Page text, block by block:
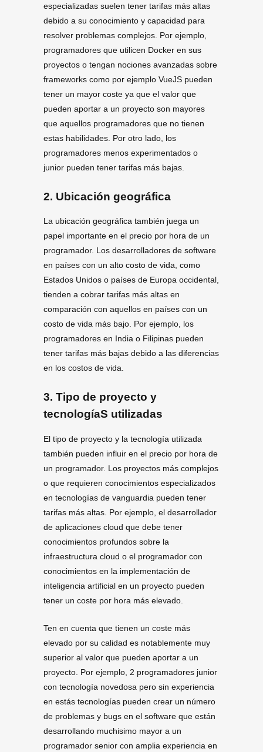
especializadas suelen tener tarifas más altas
debido a su conocimiento y capacidad para
resolver problemas complejos. Por ejemplo,
programadores que utilicen Docker en sus
proyectos o tengan nociones avanzadas sobre
frameworks como por ejemplo VueJS pueden
tener un mayor coste ya que el valor que
pueden aportar a un proyecto son mayores
que aquellos programadores que no tienen
estas habilidades. Por otro lado, los
programadores menos experimentados o
junior pueden tener tarifas más bajas.
2. Ubicación geográfica
La ubicación geográfica también juega un
papel importante en el precio por hora de un
programador. Los desarrolladores de software
en países con un alto costo de vida, como
Estados Unidos o países de Europa occidental,
tienden a cobrar tarifas más altas en
comparación con aquellos en países con un
costo de vida más bajo. Por ejemplo, los
programadores en India o Filipinas pueden
tener tarifas más bajas debido a las diferencias
en los costos de vida.
3. Tipo de proyecto y
tecnologíaS utilizadas
El tipo de proyecto y la tecnología utilizada
también pueden influir en el precio por hora de
un programador. Los proyectos más complejos
o que requieren conocimientos especializados
en tecnologías de vanguardia pueden tener
tarifas más altas. Por ejemplo, el desarrollador
de aplicaciones cloud que debe tener
conocimientos profundos sobre la
infraestructura cloud o el programador con
conocimientos en la implementación de
inteligencia artificial en un proyecto pueden
tener un coste por hora más elevado.
Ten en cuenta que tienen un coste más
elevado por su calidad es notablemente muy
superior al valor que pueden aportar a un
proyecto. Por ejemplo, 2 programadores junior
con tecnología novedosa pero sin experiencia
en estás tecnologías pueden crear un número
de problemas y bugs en el software que están
desarrollando muchisimo mayor a un
programador senior con amplia experiencia en